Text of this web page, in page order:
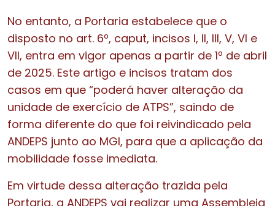
No entanto, a Portaria estabelece que o
disposto no art. 6º, caput, incisos I, II, III, V, VI e
VII, entra em vigor apenas a partir de 1º de abril
de 2025. Este artigo e incisos tratam dos
casos em que “poderá haver alteração da
unidade de exercício de ATPS”, saindo de
forma diferente do que foi reivindicado pela
ANDEPS junto ao MGI, para que a aplicação da
mobilidade fosse imediata.
Em virtude dessa alteração trazida pela
Portaria, a ANDEPS vai realizar uma Assembleia